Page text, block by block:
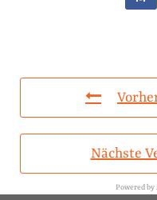
Nächste
Powered by